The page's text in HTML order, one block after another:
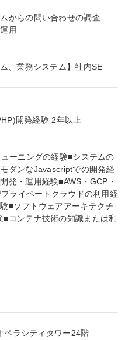
からの問い合わせの調査
用
、業務システム】社内SE
開発経験 2年以上
ーニングの経験■システムの
ダンなJavascriptでの開発経
発・運用経験■AWS・GCP・
ライベートクラウドの利用経
■ソフトウェアアーキテクチ
コンテナ技術の知識または利
ペラシティタワー24階